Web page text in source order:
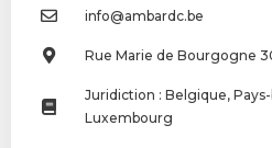
info@ambardc.be
Rue Marie de Bourgogne
Juridiction : Belgique,
Luxembourg